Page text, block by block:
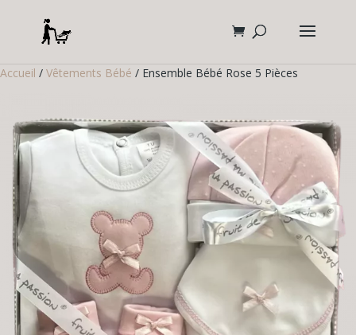
Accueil / Vêtements Bébé / Ensemble Bébé Rose 5 Pièces